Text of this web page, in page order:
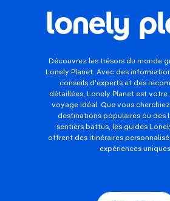
Découvrez les trésors du monde
Lonely Planet. Avec des
conseils d'experts et des
détaillées, Lonely Planet est
voyage idéal. Que vous
destinations populaires ou des
sentiers battus, les guides
offrent des itinéraires
expériences